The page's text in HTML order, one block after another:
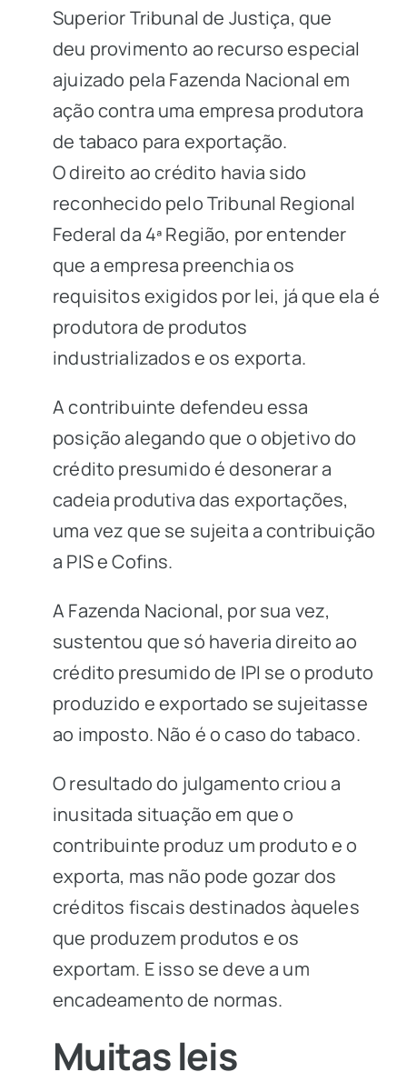
Superior Tribunal de Justiça, que
deu provimento ao recurso especial
ajuizado pela Fazenda Nacional em
ação contra uma empresa produtora
de tabaco para exportação.
O direito ao crédito havia sido
reconhecido pelo Tribunal Regional
Federal da 4ª Região, por entender
que a empresa preenchia os
requisitos exigidos por lei, já que ela é
produtora de produtos
industrializados e os exporta.
A contribuinte defendeu essa
posição alegando que o objetivo do
crédito presumido é desonerar a
cadeia produtiva das exportações,
uma vez que se sujeita a contribuição
a PIS e Cofins.
A Fazenda Nacional, por sua vez,
sustentou que só haveria direito ao
crédito presumido de IPI se o produto
produzido e exportado se sujeitasse
ao imposto. Não é o caso do tabaco.
O resultado do julgamento criou a
inusitada situação em que o
contribuinte produz um produto e o
exporta, mas não pode gozar dos
créditos fiscais destinados àqueles
que produzem produtos e os
exportam. E isso se deve a um
encadeamento de normas.
Muitas leis